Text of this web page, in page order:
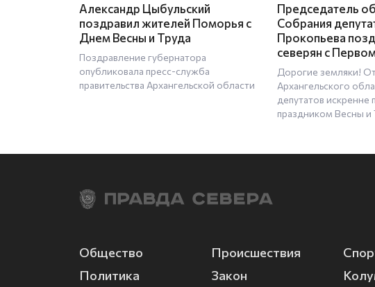
Александр Цыбульский
поздравил жителей Поморья с
Днем Весны и Труда
Поздравление губернатора
опубликовала пресс-служба
правительства Архангельской области
Председатель
Собрания
Прокопьева
северян с
Дорогие земляки!
Архангельского
депутатов искренне
праздником Весны и
Общество
Политика
Происшествия
Закон